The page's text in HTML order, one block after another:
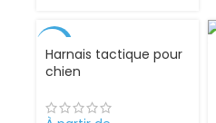
Harnais tactique pour
chien